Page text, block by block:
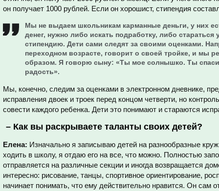
он получает 1000 рублей. Если он хорошист, стипендия
Мы не выдаем школьникам карманные деньги, у них
денег, нужно либо искать подработку, либо
стипендию. Дети сами следят за своими оценками.
переходном возрасте, говорит о своей тройке, и мы
образом. Я говорю сыну: «Ты мое солнышко. Ты
радость».
Мы, конечно, следим за оценками в электронном дневнике,
исправления двоек и троек перед концом четверти, но
совести каждого ребенка. Дети это понимают и стараются
– Как вы раскрываете таланты своих детей?
Елена: Изначально я записываю детей на разнообразные
ходить в школу, я отдаю его на все, что можно. Полностью
отправляется на различные секции и иногда возвращается
интересно: рисование, танцы, спортивное ориентирование,
начинает понимать, что ему действительно нравится. Он сам